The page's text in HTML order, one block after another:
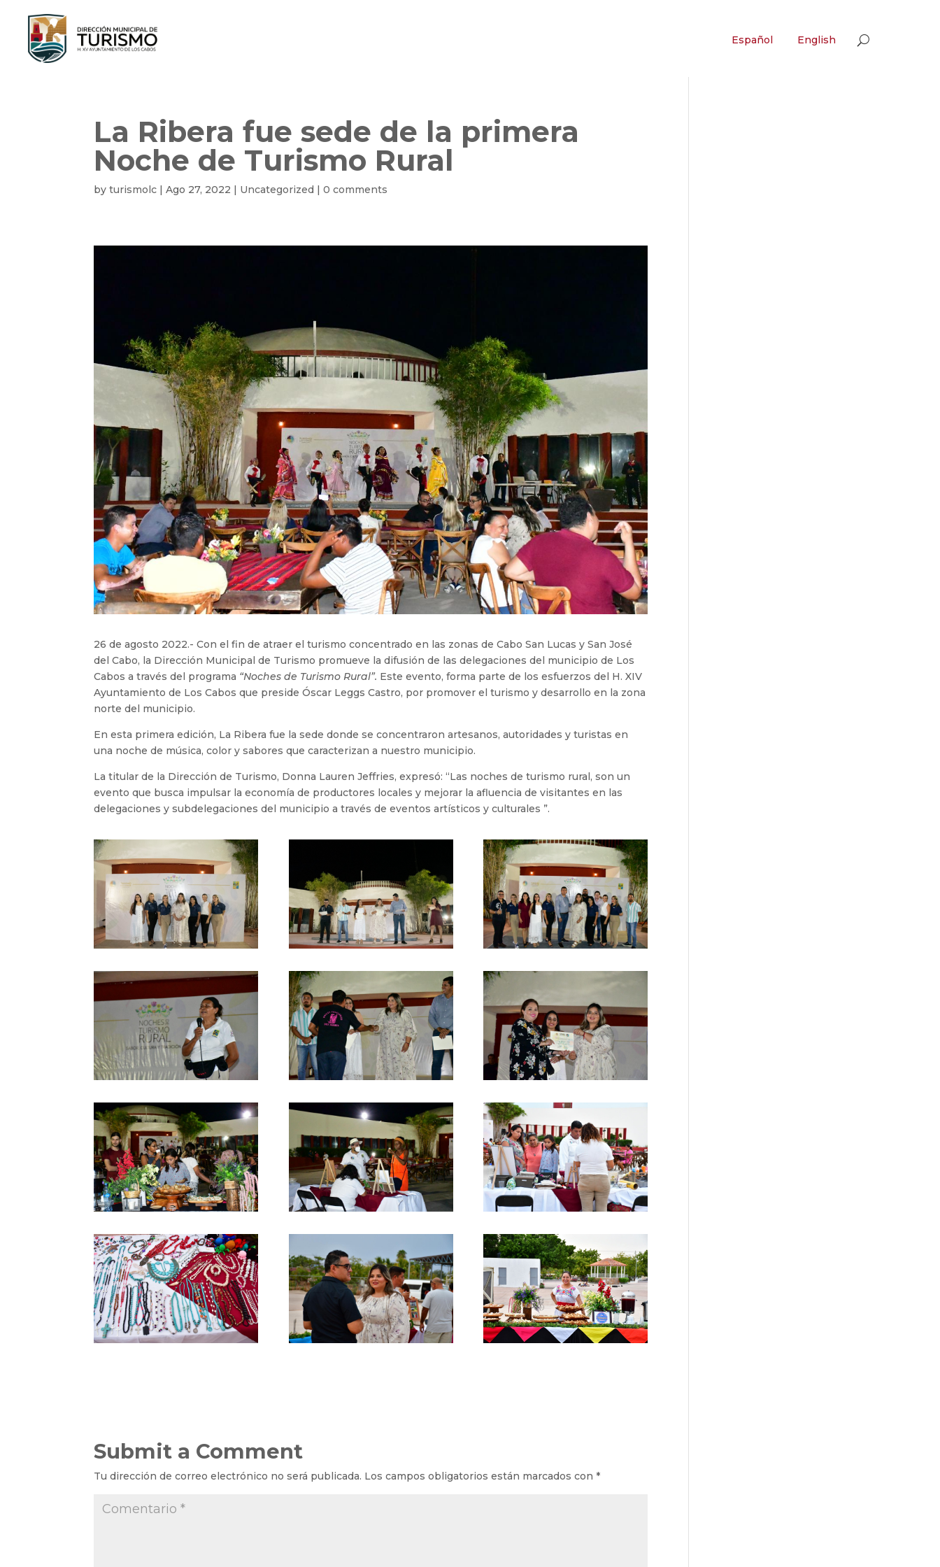
Español English
La Ribera fue sede de la primera
Noche de Turismo Rural
byturismolc |Ago 27, 2022 | Uncategorized |0 comments
26 de agosto 2022.- Con el fin de atraer el turismo concentrado en las zonas de Cabo San Lucas y San José
del Cabo, la Dirección Municipal de Turismo promueve la difusión de las delegaciones del municipio de Los
Cabos a través del programa “Noches de Turismo Rural”. Este evento, forma parte de los esfuerzos del H. XIV
Ayuntamiento de Los Cabos que preside Óscar Leggs Castro, por promover el turismo y desarrollo en la zona
norte del municipio.
En esta primera edición, La Ribera fue la sede donde se concentraron artesanos, autoridades y turistas en
una noche de música, color y sabores que caracterizan a nuestro municipio.
La titular de la Dirección de Turismo, Donna Lauren Jeffries, expresó: “Las noches de turismo rural, son un
evento que busca impulsar la economía de productores locales y mejorar la afluencia de visitantes en las
delegaciones y subdelegaciones del municipio a través de eventos artísticos y culturales ”.
Submit a Comment
Tu dirección de correo electrónico no será publicada. Los campos obligatorios están marcados con*